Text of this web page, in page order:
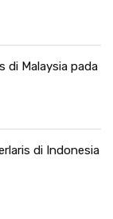
di Malaysia pada
di Indonesia